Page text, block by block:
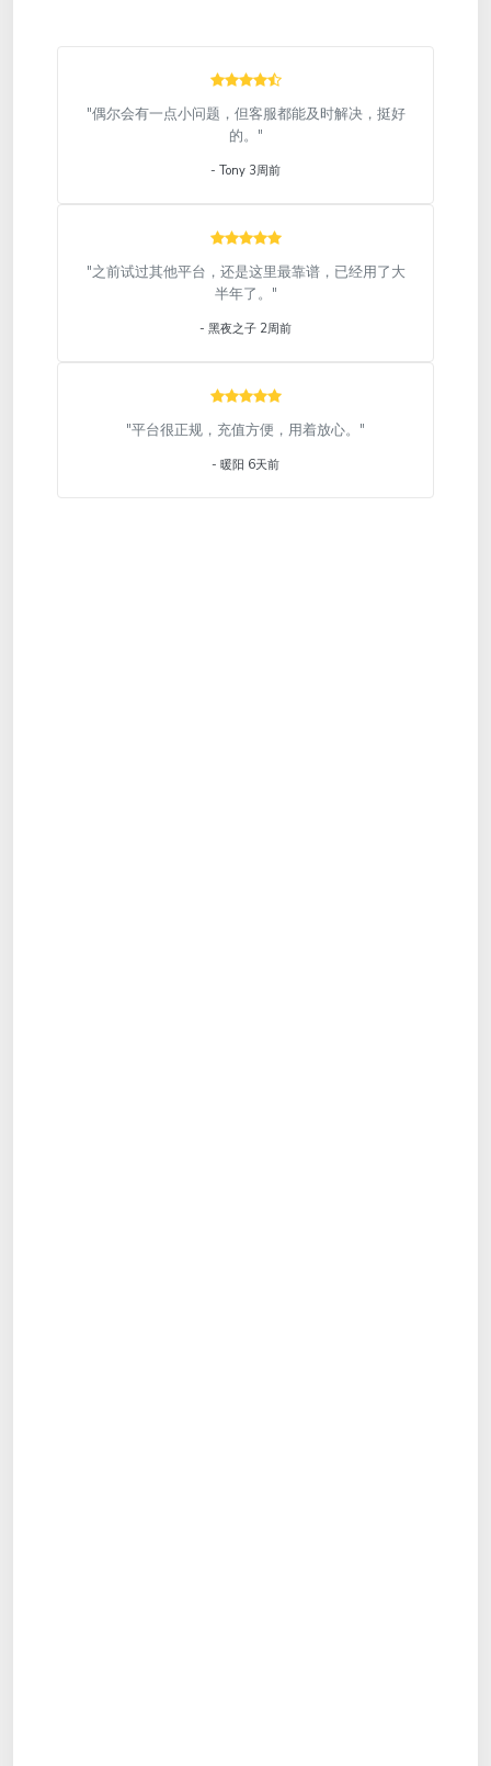
"偶尔会有一点小问题，但客服都能及时解决，挺好
的。"
- Tony 3周前
"之前试过其他平台，还是这里最靠谱，已经用了大
半年了。"
- 黑夜之子 2周前
"平台很正规，充值方便，用着放心。"
- 暖阳 6天前